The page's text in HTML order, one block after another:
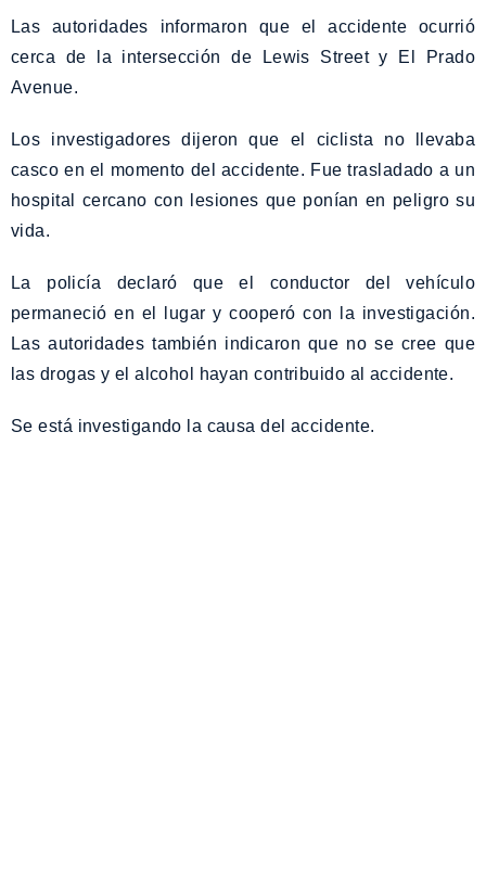
Las autoridades informaron que el accidente ocurrió
cerca de la intersección de Lewis Street y El Prado
Avenue.
Los investigadores dijeron que el ciclista no llevaba
casco en el momento del accidente. Fue trasladado a un
hospital cercano con lesiones que ponían en peligro su
vida.
La policía declaró que el conductor del vehículo
permaneció en el lugar y cooperó con la investigación.
Las autoridades también indicaron que no se cree que
las drogas y el alcohol hayan contribuido al accidente.
Se está investigando la causa del accidente.